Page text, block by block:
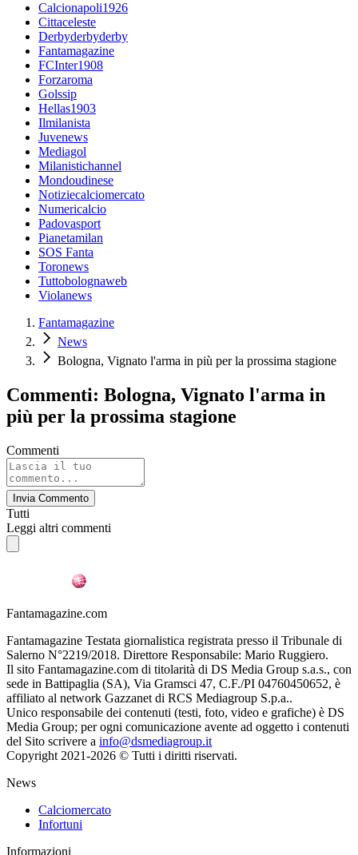
Calcionapoli1926
Cittaceleste
Derbyderbyderby
Fantamagazine
FCInter1908
Forzaroma
Golssip
Hellas1903
Ilmilanista
Juvenews
Mediagol
Milanistichannel
Mondoudinese
Notiziecalciomercato
Numericalcio
Padovasport
Pianetamilan
SOS Fanta
Toronews
Tuttobolognaweb
Violanews
Fantamagazine
News
Bologna, Vignato l'arma in più per la prossima stagione
Commenti: Bologna, Vignato l'arma in
più per la prossima stagione
Commenti
Invia Commento
Tutti
Leggi altri commenti
Fantamagazine.com
Fantamagazine Testata giornalistica registrata presso il Tribunale di
Salerno N°2219/2018. Direttore Responsabile: Mario Ruggiero.
Il sito Fantamagazine.com di titolarità di DS Media Group s.a.s., con
sede in Battipaglia (SA), Via Gramsci 47, C.F./PI 04760450652, è
affiliato al network Gazzanet di RCS Mediagroup S.p.a..
Unico responsabile dei contenuti (testi, foto, video e grafiche) è DS
Media Group; per ogni comunicazione avente ad oggetto i contenuti
del Sito scrivere a info@dsmediagroup.it
Copyright 2021-2026 © Tutti i diritti riservati.
News
Calciomercato
Infortuni
Informazioni